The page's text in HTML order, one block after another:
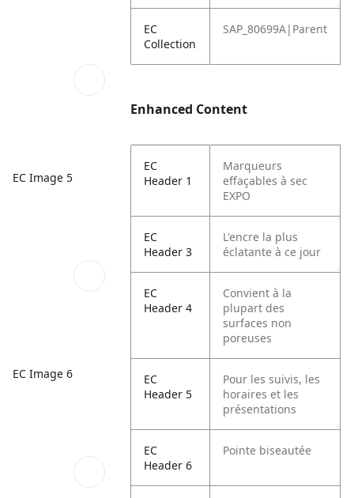
EC Image 5
EC Image 6
EC
Collection
SAP_80699A|Parent
Enhanced Content
EC
Header 1
Marqueurs
effaçables à sec
EXPO
EC
Header 3
L'encre la plus
éclatante à ce jour
EC
Header 4
Convient à la
plupart des
surfaces non
poreuses
EC
Header 5
Pour les suivis, les
horaires et les
présentations
EC
Header 6
Pointe biseautée